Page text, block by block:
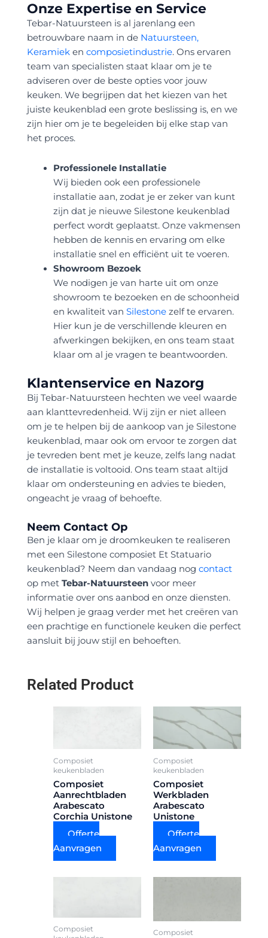
Onze Expertise en Service
Tebar-Natuursteen is al jarenlang een
betrouwbare naam in de Natuursteen,
Keramiek en composietindustrie. Ons ervaren
team van specialisten staat klaar om je te
adviseren over de beste opties voor jouw
keuken. We begrijpen dat het kiezen van het
juiste keukenblad een grote beslissing is, en we
zijn hier om je te begeleiden bij elke stap van
het proces.
Professionele Installatie
Wij bieden ook een professionele
installatie aan, zodat je er zeker van kunt
zijn dat je nieuwe Silestone keukenblad
perfect wordt geplaatst. Onze vakmensen
hebben de kennis en ervaring om elke
installatie snel en efficiënt uit te voeren.
Showroom Bezoek
We nodigen je van harte uit om onze
showroom te bezoeken en de schoonheid
en kwaliteit van Silestonezelf te ervaren.
Hier kun je de verschillende kleuren en
afwerkingen bekijken, en ons team staat
klaar om al je vragen te beantwoorden.
Klantenservice en Nazorg
Bij Tebar-Natuursteen hechten we veel waarde
aan klanttevredenheid. Wij zijn er niet alleen
om je te helpen bij de aankoop van je Silestone
keukenblad, maar ook om ervoor te zorgen dat
je tevreden bent met je keuze, zelfs lang nadat
de installatie is voltooid. Ons team staat altijd
klaar om ondersteuning en advies te bieden,
ongeacht je vraag of behoefte.
Neem Contact Op
Ben je klaar om je droomkeuken te realiseren
met een Silestone composiet Et Statuario
keukenblad? Neem dan vandaag nog contact
op met Tebar-Natuursteen voor meer
informatie over ons aanbod en onze diensten.
Wij helpen je graag verder met het creëren van
een prachtige en functionele keuken die perfect
aansluit bij jouw stijl en behoeften.
Related Product
Composiet
keukenbladen
Composiet
Aanrechtbladen
Arabescato
Corchia Unistone
Offerte
Aanvragen
Composiet
keukenbladen
Composiet
Werkbladen
Arabescato
Unistone
Offerte
Aanvragen
Composiet
Composiet